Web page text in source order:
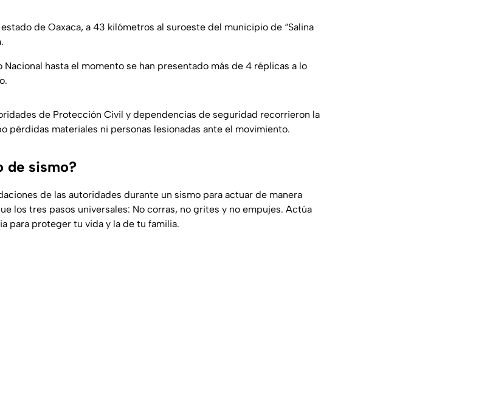
de Oaxaca, a 43 kilómetros al suroeste del municipio de “Salina
Nacional hasta el momento se han presentado más de 4 réplicas a lo
de Protección Civil y dependencias de seguridad recorrieron la
pérdidas materiales ni personas lesionadas ante el movimiento.
de sismo?
de las autoridades durante un sismo para actuar de manera
los tres pasos universales: No corras, no grites y no empujes. Actúa
para proteger tu vida y la de tu familia.